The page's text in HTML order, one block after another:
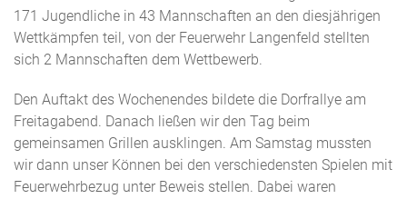
171 Jugendliche in 43 Mannschaften an den diesjährigen
Wettkämpfen teil, von der Feuerwehr Langenfeld stellten
sich 2 Mannschaften dem Wettbewerb.
Den Auftakt des Wochenendes bildete die Dorfrallye am
Freitagabend. Danach ließen wir den Tag beim
gemeinsamen Grillen ausklingen. Am Samstag mussten
wir dann unser Können bei den verschiedensten Spielen mit
Feuerwehrbezug unter Beweis stellen. Dabei waren